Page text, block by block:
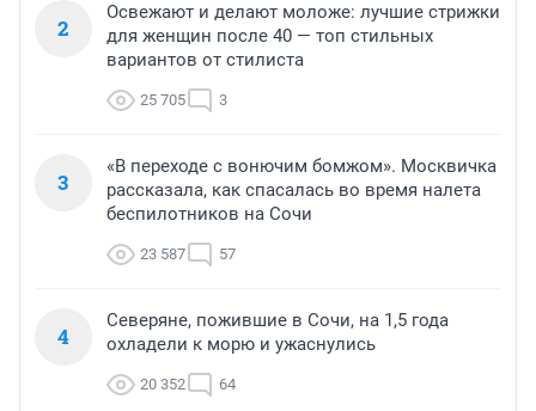
2
Освежают и делают моложе: лучшие стрижки
для женщин после 40 — топ стильных
вариантов от стилиста
25 705 3
3
«В переходе с вонючим бомжом». Москвичка
рассказала, как спасалась во время налета
беспилотников на Сочи
23 587 57
4
Северяне, пожившие в Сочи, на 1,5 года
охладели к морю и ужаснулись
20 352 64